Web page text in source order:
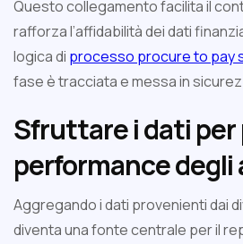
Questo collegamento facilita il
rafforza l’affidabilità dei dati
logica di processo procure to pay
fase è tracciata e messa in
Sfruttare i dati per
performance
Aggregando i dati provenienti dai
diventa una fonte centrale per il